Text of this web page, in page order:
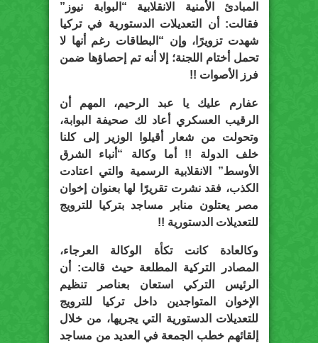
المبادئ الأمنية الانقلابية “البوابة نيوز”
فقالت: أن التعديلات الدستورية في تركيا
شهدت تزويرًا، وإن “البطاقات رغم أنها لا
تحمل أختام اللجنة؛ إلا أنه تم إحصاؤها ضمن
فرز الأصوات !!
عفارم عليك يا عبد الرحيم، المهم أن
الرقيب العسكري أعاد لك صحيفة البوابة،
وتحولت من شعار أقيلوا الوزير إلى كلنا
خلف الدولة !! أما وكالة “أنباء الشرق
الأوسط” الانقلابية الرسمية والتي اعتادت
الكذب، فقد نشرت تقريرًا لها بعنوان إخوان
مصر يعتلون منابر مساجد بتركيا للترويج
للتعديلات الدستورية !!
وكالعادة كانت تكأة الوكالة العرجاء،
المصادر التركية المطلعة حيث قالت: أن
الرئيس التركي استعان بعناصر تنظيم
الإخوان المتواجدين داخل تركيا للترويج
للتعديلات الدستورية التي يجريها، من خلال
إلقائهم خطب الجمعة في العديد من مساجد